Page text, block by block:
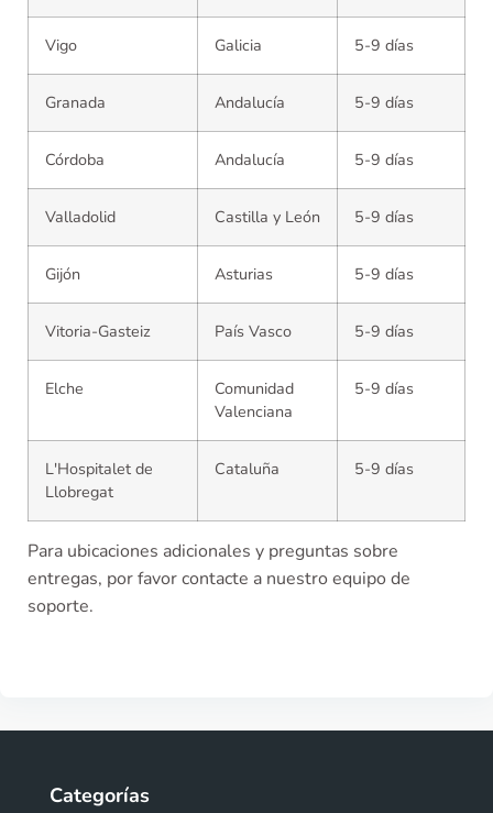
Vigo Galicia 5-9 días
Granada Andalucía 5-9 días
Córdoba Andalucía 5-9 días
Valladolid Castilla y León 5-9 días
Gijón Asturias 5-9 días
Vitoria-Gasteiz País Vasco 5-9 días
Elche
Comunidad
Valenciana
5-9 días
L'Hospitalet de
Llobregat
Cataluña 5-9 días
Para ubicaciones adicionales y preguntas sobre
entregas, por favor contacte a nuestro equipo de
soporte.
Categorías